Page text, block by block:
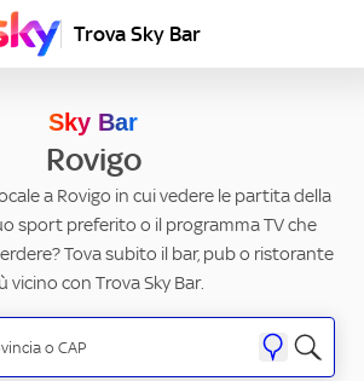
Trova Sky Bar
Sky Bar
Rovigo
a Rovigo in cui vedere le partita della
sport preferito o il programma TV che
Tova subito il bar, pub o ristorante
vicino con Trova Sky Bar.